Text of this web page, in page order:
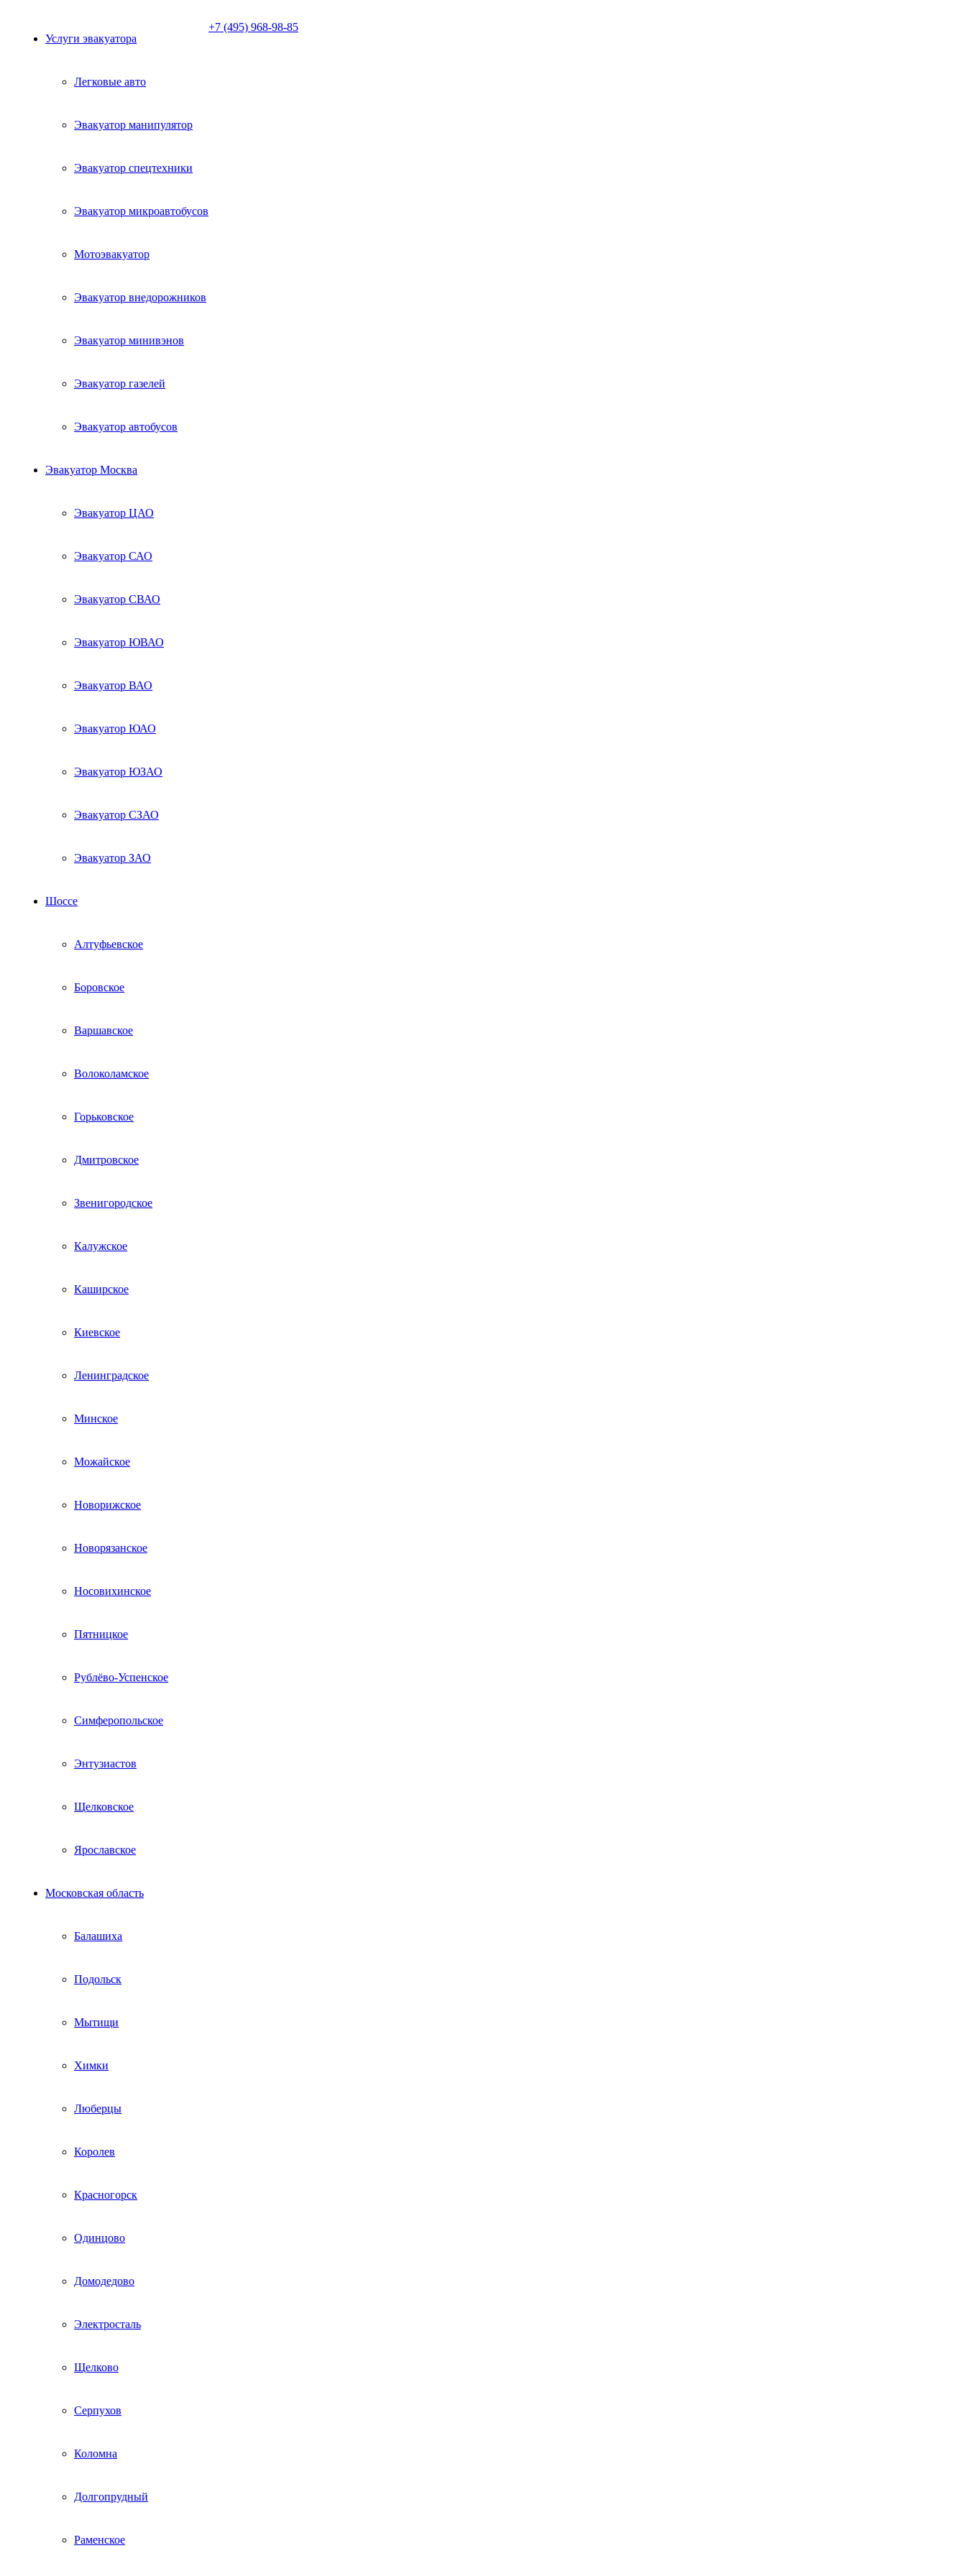
Услуги эвакуатора
Легковые авто
Эвакуатор манипулятор
Эвакуатор спецтехники
Эвакуатор микроавтобусов
Мотоэвакуатор
Эвакуатор внедорожников
Эвакуатор минивэнов
Эвакуатор газелей
Эвакуатор автобусов
Эвакуатор Москва
Эвакуатор ЦАО
Эвакуатор САО
Эвакуатор СВАО
Эвакуатор ЮВАО
Эвакуатор ВАО
Эвакуатор ЮАО
Эвакуатор ЮЗАО
Эвакуатор СЗАО
Эвакуатор ЗАО
Шоссе
Алтуфьевское
Боровское
Варшавское
Волоколамское
Горьковское
Дмитровское
Звенигородское
Калужское
Каширское
Киевское
Ленинградское
Минское
Можайское
Новорижское
Новорязанское
Носовихинское
Пятницкое
Рублёво-Успенское
Симферопольское
Энтузиастов
Щелковское
Ярославское
Московская область
Балашиха
Подольск
Мытищи
Химки
Люберцы
Королев
Красногорск
Одинцово
Домодедово
Электросталь
Щелково
Серпухов
Коломна
Долгопрудный
Раменское
+7 (495) 968-98-85